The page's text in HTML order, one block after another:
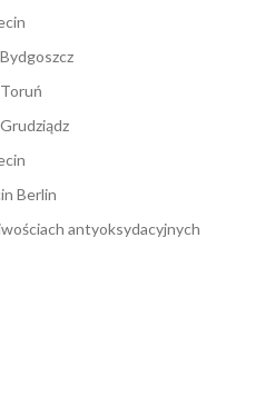
Berlin
antyoksydacyjnych